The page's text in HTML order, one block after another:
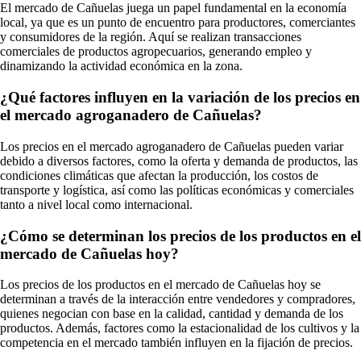
El mercado de Cañuelas juega un papel fundamental en la economía
local, ya que es un punto de encuentro para productores, comerciantes
y consumidores de la región. Aquí se realizan transacciones
comerciales de productos agropecuarios, generando empleo y
dinamizando la actividad económica en la zona.
¿Qué factores influyen en la variación de los precios en
el mercado agroganadero de Cañuelas?
Los precios en el mercado agroganadero de Cañuelas pueden variar
debido a diversos factores, como la oferta y demanda de productos, las
condiciones climáticas que afectan la producción, los costos de
transporte y logística, así como las políticas económicas y comerciales
tanto a nivel local como internacional.
¿Cómo se determinan los precios de los productos en el
mercado de Cañuelas hoy?
Los precios de los productos en el mercado de Cañuelas hoy se
determinan a través de la interacción entre vendedores y compradores,
quienes negocian con base en la calidad, cantidad y demanda de los
productos. Además, factores como la estacionalidad de los cultivos y la
competencia en el mercado también influyen en la fijación de precios.